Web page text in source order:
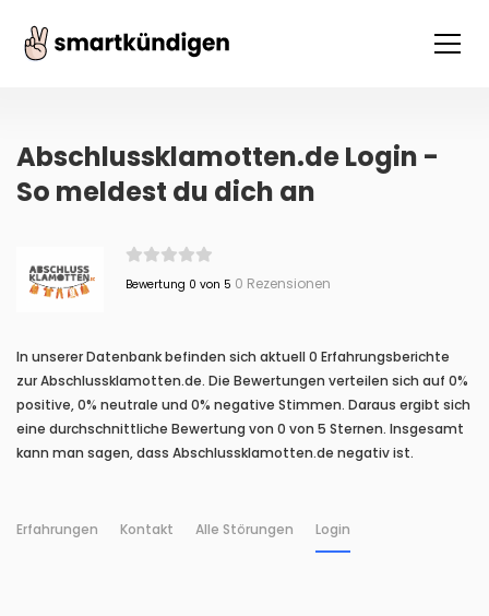
Abschlussklamotten.de Login -
So meldest du dich an
Bewertung 0 von 5 0 Rezensionen
In unserer Datenbank befinden sich aktuell 0 Erfahrungsberichte
zur Abschlussklamotten.de. Die Bewertungen verteilen sich auf 0%
positive, 0% neutrale und 0% negative Stimmen. Daraus ergibt sich
eine durchschnittliche Bewertung von 0 von 5 Sternen. Insgesamt
kann man sagen, dass Abschlussklamotten.de negativ ist.
Erfahrungen Kontakt Alle Störungen Login